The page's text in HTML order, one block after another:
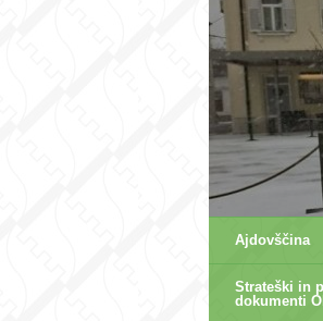
Ajdovščina
Strateški in
dokumenti